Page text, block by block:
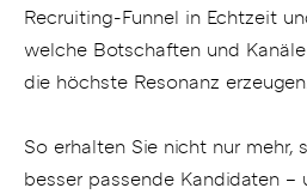
Recruiting-Funnel in Echtzeit
welche Botschaften und
die höchste Resonanz
So erhalten Sie nicht nur mehr,
besser passende Kandidaten –